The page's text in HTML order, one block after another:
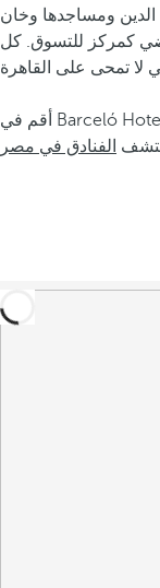
الدين ومساجدها وخان
كمركز للتسوق. كل
أقم في Barceló Hotels & Resorts بالقاهرة واملأ عطلتك بالتاريخ.
الفنادق في مصر